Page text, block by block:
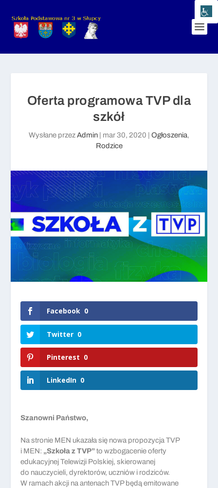
Oferta programowa TVP dla
szkół
Wysłane przezAdmin mar 30, 2020 Ogłoszenia,
Rodzice
Facebook 0
Twitter 0
Pinterest 0
LinkedIn 0
Szanowni Państwo,
Na stronie MEN ukazała się nowa propozycja TVP
i MEN: „Szkoła z TVP”to wzbogacenie oferty
edukacyjnej Telewizji Polskiej, skierowanej
do nauczycieli, dyrektorów, uczniów i rodziców.
W ramach akcji na antenach TVP będą emitowane